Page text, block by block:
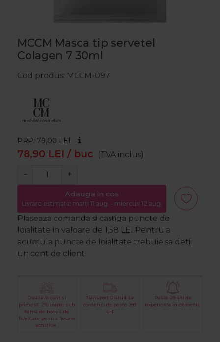
MCCM Masca tip servetel
Colagen 7 30ml
Cod produs MCCM-097
PRP: 79,00 LEI
78,90 LEI / buc (TVA inclus)
− +
Adauga in cos
Livrare estimata: marți 11 aug. - miercuri 12 aug.
Plaseaza comanda si castiga puncte de
loialitate in valoare de 1,58 LEI Pentru a
acumula puncte de loialitate trebuie sa detii
un cont de client.
Creaza-ti cont si
primesti 2% inapoi sub
forma de bonus de
fidelitate pentru fiecare
achizitie.
Transport Gratuit La
comenzi de peste 399
LEI
Peste 29 ani de
experienta in domeniu